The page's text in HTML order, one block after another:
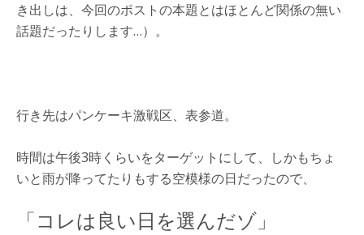
き出しは、今回のポストの本題とはほとんど関係の無い
話題だったりします…）。
行き先はパンケーキ激戦区、表参道。
時間は午後3時くらいをターゲットにして、しかもちょ
いと雨が降ってたりもする空模様の日だったので、
「コレは良い日を選んだゾ」